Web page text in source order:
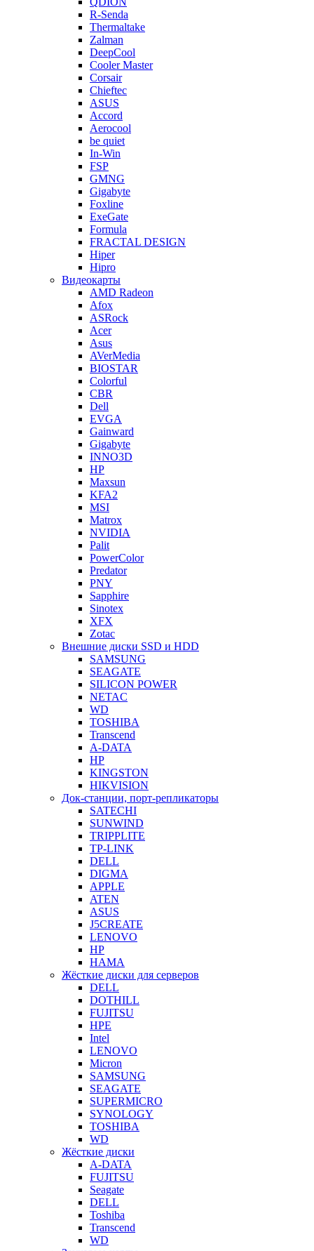
R-Senda
Thermaltake
Zalman
DeepCool
Cooler Master
Corsair
Chieftec
ASUS
Accord
Aerocool
be quiet
In-Win
FSP
GMNG
Gigabyte
Foxline
ExeGate
Formula
FRACTAL DESIGN
Hiper
Hipro
Видеокарты
AMD Radeon
Afox
ASRock
Acer
Asus
AVerMedia
BIOSTAR
Colorful
CBR
Dell
EVGA
Gainward
Gigabyte
INNO3D
HP
Maxsun
KFA2
MSI
Matrox
NVIDIA
Palit
PowerColor
Predator
PNY
Sapphire
Sinotex
XFX
Zotac
Внешние диски SSD и HDD
SAMSUNG
SEAGATE
SILICON POWER
NETAC
WD
TOSHIBA
Transcend
A-DATA
HP
KINGSTON
HIKVISION
Док-станции, порт-репликаторы
SATECHI
SUNWIND
TRIPPLITE
TP-LINK
DELL
DIGMA
APPLE
ATEN
ASUS
J5CREATE
LENOVO
HP
HAMA
Жёсткие диски для серверов
DELL
DOTHILL
FUJITSU
HPE
Intel
LENOVO
Micron
SAMSUNG
SEAGATE
SUPERMICRO
SYNOLOGY
TOSHIBA
WD
Жёсткие диски
A-DATA
FUJITSU
Seagate
DELL
Toshiba
Transcend
WD